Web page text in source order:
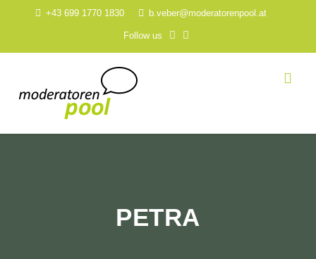
+43 699 1770 1830 b.veber@moderatorenpool.at
Follow us
PETRA